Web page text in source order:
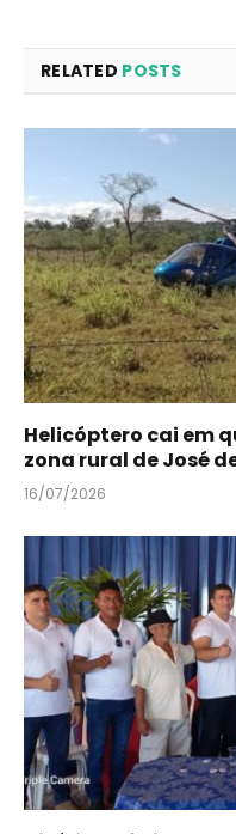
RELATED POSTS
Helicóptero cai em
zona rural de José
16/07/2026